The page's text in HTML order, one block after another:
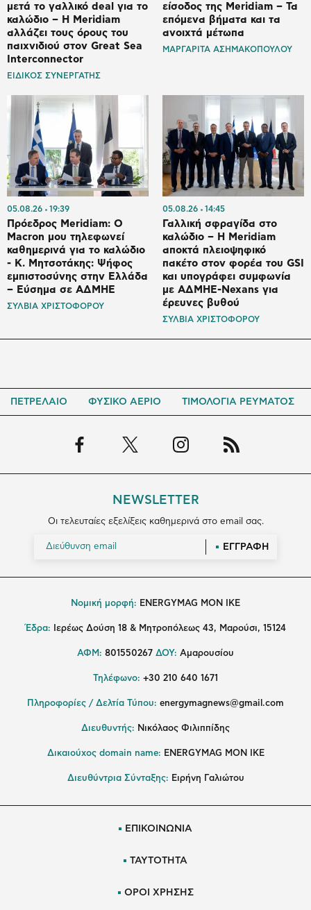
μετά το γαλλικό deal για το
καλώδιο – Η Meridiam
αλλάζει τους όρους του
παιχνιδιού στον Great Sea
Interconnector
ΕΙΔΙΚΟΣ ΣΥΝΕΡΓΑΤΗΣ
είσοδος της Meridiam – Τα
επόμενα βήματα και τα
ανοιχτά μέτωπα
ΜΑΡΓΑΡΙΤΑ ΑΣΗΜΑΚΟΠΟΥΛΟΥ
05.08.26 19:39
Πρόεδρος Meridiam: Ο
Macron μου τηλεφωνεί
καθημερινά για το καλώδιο
- K. Μητσοτάκης: Ψήφος
εμπιστοσύνης στην Ελλάδα
– Εύσημα σε ΑΔΜΗΕ
ΣΥΛΒΙΑ ΧΡΙΣΤΟΦΟΡΟΥ
05.08.26 14:45
Γαλλική σφραγίδα στο
καλώδιο – H Meridiam
αποκτά πλειοψηφικό
πακέτο στον φορέα του GSI
και υπογράφει συμφωνία
με ΑΔΜΗΕ-Nexans για
έρευνες βυθού
ΣΥΛΒΙΑ ΧΡΙΣΤΟΦΟΡΟΥ
ΠΕΤΡΕΛΑΙΟ ΦΥΣΙΚΟ ΑΕΡΙΟ ΤΙΜΟΛΟΓΙΑ ΡΕΥΜΑΤΟΣ
NEWSLETTER
Οι τελευταίες εξελίξεις καθημερινά στο email σας.
ΕΓΓΡΑΦΗ
Νομική μορφή: ENERGYMAG MON IKE
Έδρα: Ιερέως Δούση 18 & Μητροπόλεως 43, Μαρούσι, 15124
ΑΦΜ: 801550267 ΔΟΥ: Αμαρουσίου
Τηλέφωνο: +30 210 640 1671
Πληροφορίες / Δελτία Τύπου: energymagnews@gmail.com
Διευθυντής: Νικόλαος Φιλιππίδης
Δικαιούχος domain name: ENERGYMAG ΜΟΝ ΙΚΕ
Διευθύντρια Σύνταξης: Ειρήνη Γαλιώτου
ΕΠΙΚΟΙΝΩΝΙΑ
ΤΑΥΤΟΤΗΤΑ
ΟΡΟΙ ΧΡΗΣΗΣ